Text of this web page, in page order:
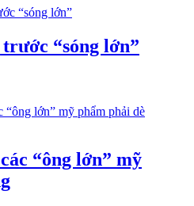
“sóng lớn”
“ông lớn” mỹ